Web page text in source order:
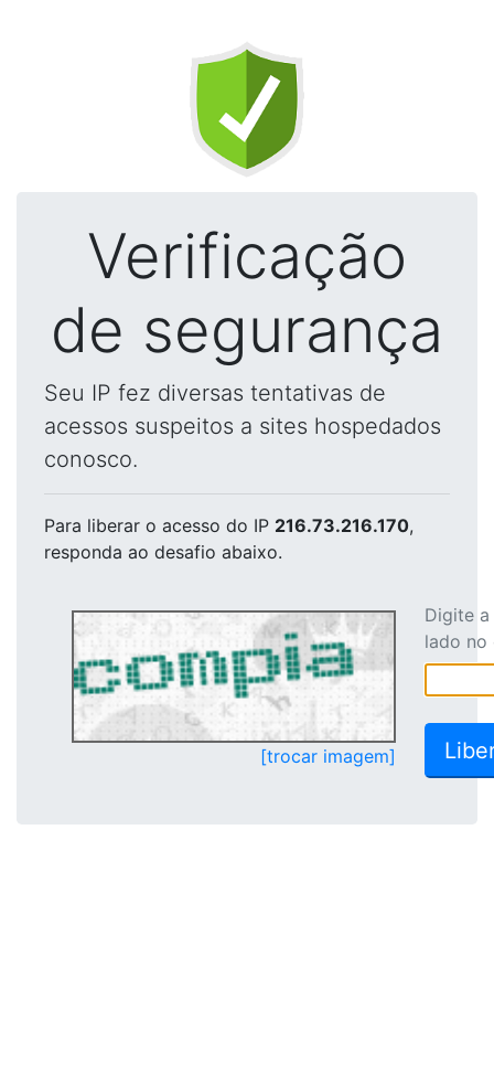
Verificação
de segurança
Seu IP fez diversas tentativas de
acessos suspeitos a sites hospedados
conosco.
Para liberar o acesso do IP 216.73.216.170,
responda ao desafio abaixo.
[trocar imagem]
Digite
lado no